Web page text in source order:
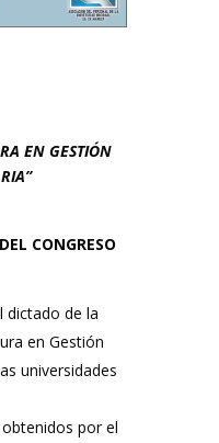
EN GESTIÓN
CONGRESO
dictado de la
en Gestión
universidades
por el